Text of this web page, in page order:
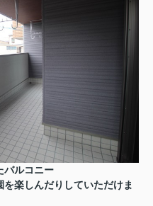
バルコニー
楽しんだりしていただけま